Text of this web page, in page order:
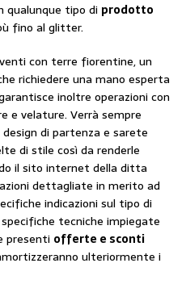
tipo di prodotto
fino al glitter.
con terre fiorentine, un
richiedere una mano esperta
inoltre operazioni con
e velature. Verrà sempre
di partenza e sarete
di stile così da renderle
il sito internet della ditta
dettagliate in merito ad
indicazioni sul tipo di
tecniche impiegate
presenti offerte e sconti
ulteriormente i